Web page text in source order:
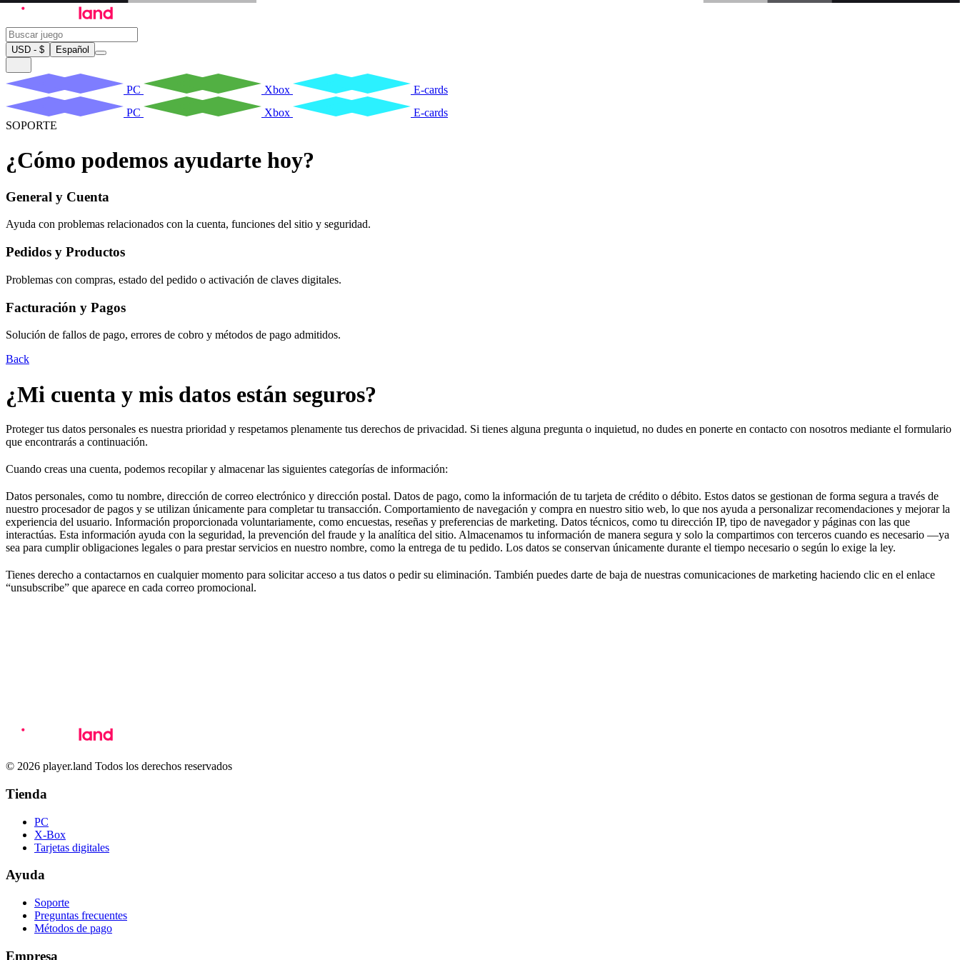
USD - $ Español
PC Xbox
E-cards
PC
Xbox
E-cards
SOPORTE
¿Cómo podemos ayudarte hoy?
General y Cuenta
Ayuda con problemas relacionados con la cuenta, funciones del sitio y seguridad.
Pedidos y Productos
Problemas con compras, estado del pedido o activación de claves digitales.
Facturación y Pagos
Solución de fallos de pago, errores de cobro y métodos de pago admitidos.
Back
¿Mi cuenta y mis datos están seguros?
Proteger tus datos personales es nuestra prioridad y respetamos plenamente tus derechos de privacidad. Si tienes alguna pregunta o inquietud, no dudes en ponerte en contacto con nosotros mediante el formulario
que encontrarás a continuación.
Cuando creas una cuenta, podemos recopilar y almacenar las siguientes categorías de información:
Datos personales, como tu nombre, dirección de correo electrónico y dirección postal. Datos de pago, como la información de tu tarjeta de crédito o débito. Estos datos se gestionan de forma segura a través de
nuestro procesador de pagos y se utilizan únicamente para completar tu transacción. Comportamiento de navegación y compra en nuestro sitio web, lo que nos ayuda a personalizar recomendaciones y mejorar la
experiencia del usuario. Información proporcionada voluntariamente, como encuestas, reseñas y preferencias de marketing. Datos técnicos, como tu dirección IP, tipo de navegador y páginas con las que
interactúas. Esta información ayuda con la seguridad, la prevención del fraude y la analítica del sitio. Almacenamos tu información de manera segura y solo la compartimos con terceros cuando es necesario —ya
sea para cumplir obligaciones legales o para prestar servicios en nuestro nombre, como la entrega de tu pedido. Los datos se conservan únicamente durante el tiempo necesario o según lo exige la ley.
Tienes derecho a contactarnos en cualquier momento para solicitar acceso a tus datos o pedir su eliminación. También puedes darte de baja de nuestras comunicaciones de marketing haciendo clic en el enlace
“unsubscribe” que aparece en cada correo promocional.
© 2026 player.land Todos los derechos reservados
Tienda
PC
X-Box
Tarjetas digitales
Ayuda
Soporte
Preguntas frecuentes
Métodos de pago
Empresa